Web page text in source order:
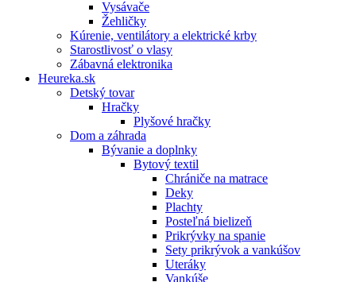
Vysávače
Žehličky
Kúrenie, ventilátory a elektrické krby
Starostlivosť o vlasy
Zábavná elektronika
Heureka.sk
Detský tovar
Hračky
Plyšové hračky
Dom a záhrada
Bývanie a doplnky
Bytový textil
Chrániče na matrace
Deky
Plachty
Posteľná bielizeň
Prikrývky na spanie
Sety prikrývok a vankúšov
Uteráky
Vankúše